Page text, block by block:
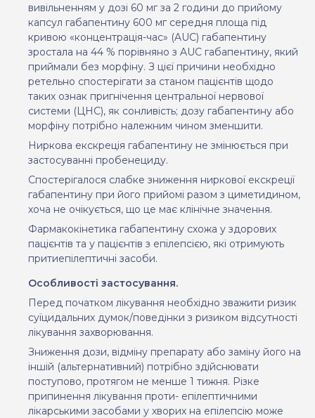
вивільненням у дозі 60 мг за 2 години до прийому
капсул габапентину 600 мг середня площа під
кривою «концентрація-час» (AUC) габапентину
зростала на 44 % порівняно з AUC габапентину, який
приймали без морфіну. З цієї причини необхідно
ретельно спостерігати за станом пацієнтів щодо
таких ознак пригнічення центральної нервової
системи (ЦНС), як сонливість; дозу габапентину або
морфіну потрібно належним чином зменшити.
Ниркова екскреція габапентину не змінюється при
застосуванні пробенециду.
Спостерігалося слабке зниження ниркової екскреції
габапентину при його прийомі разом з циметидином,
хоча не очікується, що це має клінічне значення.
Фармакокінетика габапентину схожа у здорових
пацієнтів та у пацієнтів з епілепсією, які отримують
притиепілептичні засоби.
Особливості застосування.
Перед початком лікування необхідно зважити ризик
суїцидальних думок/поведінки з ризиком відсутності
лікування захворювання.
Зниження дози, відміну препарату або заміну його на
іншій (альтернативний) потрібно здійснювати
поступово, протягом не менше 1 тижня. Різке
припинення лікування проти- епілептичними
лікарськими засобами у хворих на епілепсію може